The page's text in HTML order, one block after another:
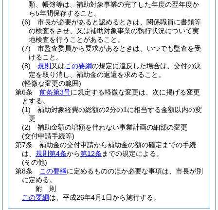
類、帳簿等は、補助対象事業の完了した年度の翌年度か
ら5年間保存すること。
(6)
市長が必要があると認めるときは、関係職員に書類等
の検査をさせ、又は補助対象事業の執行状況について実
地検査を行うことがあること。
(7)
市監査委員から要求があるときは、いつでも監査を受
けること。
(8)
規則 又はこの要綱の規定に違反した場合は、交付の決
定を取り消し、補助金の返還を求めること。
(軽微な変更の範囲)
第6条
前条第3号に規定する軽微な変更は、次に掲げる変更
とする。
(1)
補助対象経費の総額の2分の1に相当する金額以内の変
更
(2)
補助金額の増額を伴わない事業計画の細部の変更
(交付申請手続等)
第7条
補助金の交付申請から補助金の額の確定までの手続
は、 規則第4条から第12条 までの規定による。
(その他)
第8条
この要綱に定めるもののほか必要な事項は、市長が別
に定める。
附 則
この要綱は、平成26年4月1日から施行する。